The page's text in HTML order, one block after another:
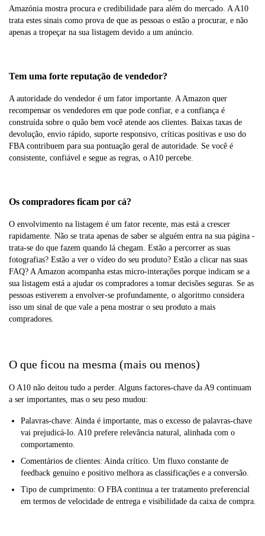
Amazónia mostra procura e credibilidade para além do mercado. A A10
trata estes sinais como prova de que as pessoas o estão a procurar, e não
apenas a tropeçar na sua listagem devido a um anúncio.
Tem uma forte reputação de vendedor?
A autoridade do vendedor é um fator importante. A Amazon quer
recompensar os vendedores em que pode confiar, e a confiança é
construída sobre o quão bem você atende aos clientes. Baixas taxas de
devolução, envio rápido, suporte responsivo, críticas positivas e uso do
FBA contribuem para sua pontuação geral de autoridade. Se você é
consistente, confiável e segue as regras, o A10 percebe.
Os compradores ficam por cá?
O envolvimento na listagem é um fator recente, mas está a crescer
rapidamente. Não se trata apenas de saber se alguém entra na sua página -
trata-se do que fazem quando lá chegam. Estão a percorrer as suas
fotografias? Estão a ver o vídeo do seu produto? Estão a clicar nas suas
FAQ? A Amazon acompanha estas micro-interações porque indicam se a
sua listagem está a ajudar os compradores a tomar decisões seguras. Se as
pessoas estiverem a envolver-se profundamente, o algoritmo considera
isso um sinal de que vale a pena mostrar o seu produto a mais
compradores.
O que ficou na mesma (mais ou menos)
O A10 não deitou tudo a perder. Alguns factores-chave da A9 continuam
a ser importantes, mas o seu peso mudou:
Palavras-chave: Ainda é importante, mas o excesso de palavras-chave
vai prejudicá-lo. A10 prefere relevância natural, alinhada com o
comportamento.
Comentários de clientes: Ainda crítico. Um fluxo constante de
feedback genuíno e positivo melhora as classificações e a conversão.
Tipo de cumprimento: O FBA continua a ter tratamento preferencial
em termos de velocidade de entrega e visibilidade da caixa de compra.